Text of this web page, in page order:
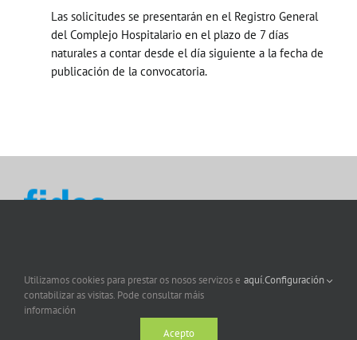
Las solicitudes se presentarán en el Registro General
del Complejo Hospitalario en el plazo de 7 días
naturales a contar desde el día siguiente a la fecha de
publicación de la convocatoria.
Utilizamos cookies para prestar os nosos servizos e
contabilizar as visitas. Pode consultar máis
información
aquí.Configuración
Acepto